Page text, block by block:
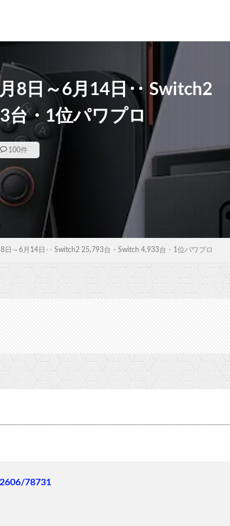
8日～6月14日‥ Switch2
台・1位パワプロ
100件
日～6月14日‥ Switch2 25,793台・Switch 4,933台・1位パワプロ
78731